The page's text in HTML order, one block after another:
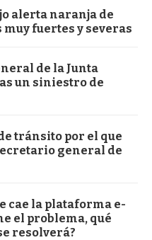
alerta naranja de
fuertes y severas
de la Junta
un siniestro de
tránsito por el que
general de
cae la plataforma e-
el problema, qué
resolverá?